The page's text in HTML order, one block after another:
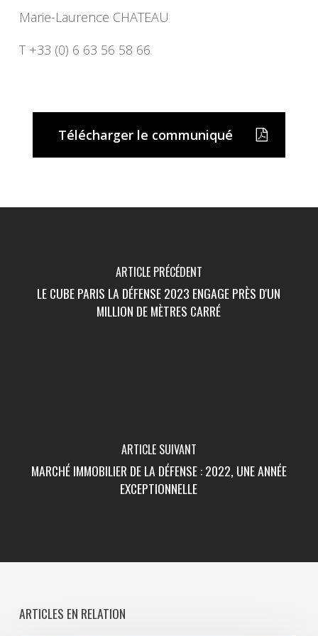
Marie-Laurence CHATEAU
T +33 (0) 6 63 56 58 66
Télécharger le communiqué
ARTICLE PRÉCÉDENT
LE CUBE PARIS LA DÉFENSE 2023 ENGAGE PRÈS D'UN
MILLION DE MÈTRES CARRÉ
ARTICLE SUIVANT
MARCHÉ IMMOBILIER DE LA DÉFENSE : 2022, UNE ANNÉE
EXCEPTIONNELLE
ARTICLES EN RELATION